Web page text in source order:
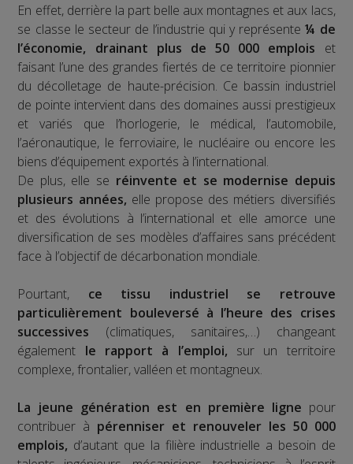
En effet, derrière la part belle aux montagnes et aux lacs,
se classe le secteur de l’industrie qui y représente¼ de
l’économie, drainant plus de 50 000 emplois et
faisant l’une des grandes fiertés de ce territoire pionnier
du décolletage de haute-précision. Ce bassin industriel
de pointe intervient dans des domaines aussi prestigieux
et variés que l’horlogerie, le médical, l’automobile,
l’aéronautique, le ferroviaire, le nucléaire ou encore les
biens d’équipement exportés à l’international.
De plus, elle se réinvente et se modernise depuis
plusieurs années, elle propose des métiers diversifiés
et des évolutions à l’international et elle amorce une
diversification de ses modèles d’affaires sans précédent
face à l’objectif de décarbonation mondiale.
Pourtant, ce tissu industriel se retrouve
particulièrement bouleversé à l’heure des crises
successives (climatiques, sanitaires,…) changeant
également le rapport à l’emploi, sur un territoire
complexe, frontalier, valléen et montagneux.
La jeune génération est en première ligne pour
contribuer à pérenniser et renouveler les 50 000
emplois, d’autant que la filière industrielle a besoin de